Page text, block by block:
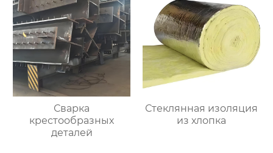
Сварка
крестообразных
деталей
Стеклянная изоляция
из хлопка